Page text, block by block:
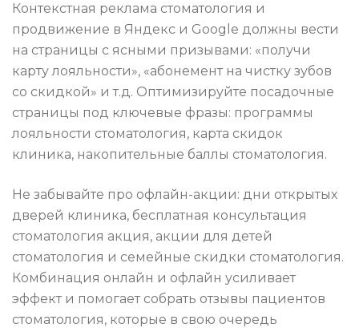
Контекстная реклама стоматология и
продвижение в Яндекс и Google должны вести
на страницы с ясными призывами: «получи
карту лояльности», «абонемент на чистку зубов
со скидкой» и т.д. Оптимизируйте посадочные
страницы под ключевые фразы: программы
лояльности стоматология, карта скидок
клиника, накопительные баллы стоматология.
Не забывайте про офлайн-акции: дни открытых
дверей клиника, бесплатная консультация
стоматология акция, акции для детей
стоматология и семейные скидки стоматология.
Комбинация онлайн и офлайн усиливает
эффект и помогает собрать отзывы пациентов
стоматология, которые в свою очередь